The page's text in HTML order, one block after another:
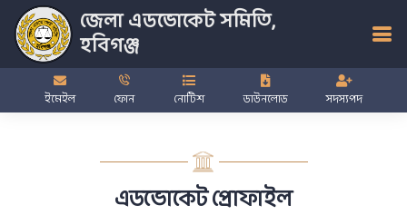
জেলা এডভোকেট সমিতি,
হবিগঞ্জ
ইমেইল ফোন নোটিশ ডাউনলোড সদস্যপদ
এডভোকেট প্রোফাইল